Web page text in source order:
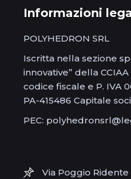
Informazioni
POLYHEDRON SRL
Iscritta nella sezione
innovative” della
codice fiscale e P. IVA
PA-415486 Capitale
PEC:
Via Poggio Ridente